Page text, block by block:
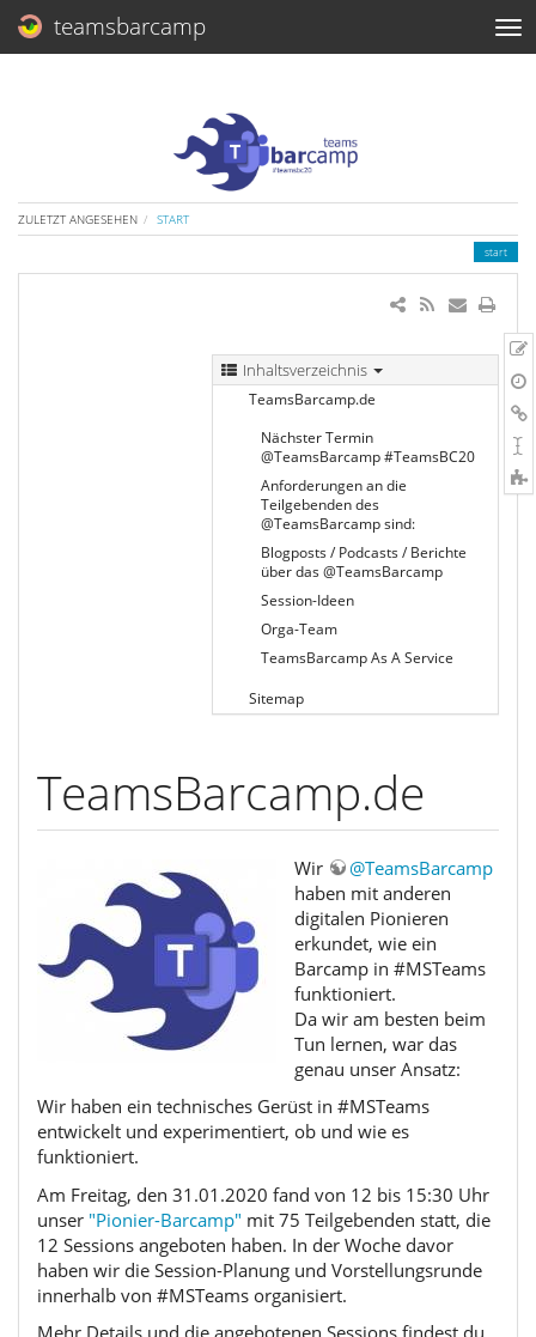
teamsbarcamp
ZULETZT ANGESEHEN START
start
Inhaltsverzeichnis
TeamsBarcamp.de
Nächster Termin
@TeamsBarcamp #TeamsBC20
Anforderungen an die
Teilgebenden des
@TeamsBarcamp sind:
Blogposts / Podcasts / Berichte
über das @TeamsBarcamp
Session-Ideen
Orga-Team
​​​​​TeamsBarcamp As A Service
Sitemap
TeamsBarcamp.de
Wir
@TeamsBarcamp
haben mit anderen
digitalen Pionieren
erkundet, wie ein
Barcamp in #MSTeams
funktioniert.
Da wir am besten beim
Tun lernen, war das
genau unser Ansatz:
Wir haben ein technisches Gerüst in #MSTeams
entwickelt und experimentiert, ob und wie es
funktioniert.
Am Freitag, den 31.01.2020 fand von 12 bis 15:30 Uhr
unser "Pionier-Barcamp" mit 75 Teilgebenden statt, die
12 Sessions angeboten haben. In der Woche davor
haben wir die Session-Planung und Vorstellungsrunde
innerhalb von #MSTeams organisiert.